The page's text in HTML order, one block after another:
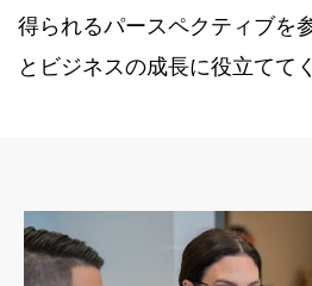
得られるパースペクティブを
とビジネスの成長に役立てて